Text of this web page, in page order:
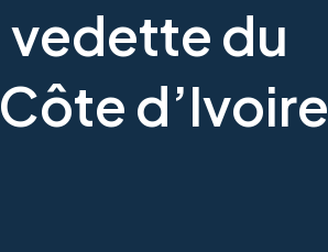
du
d’Ivoire